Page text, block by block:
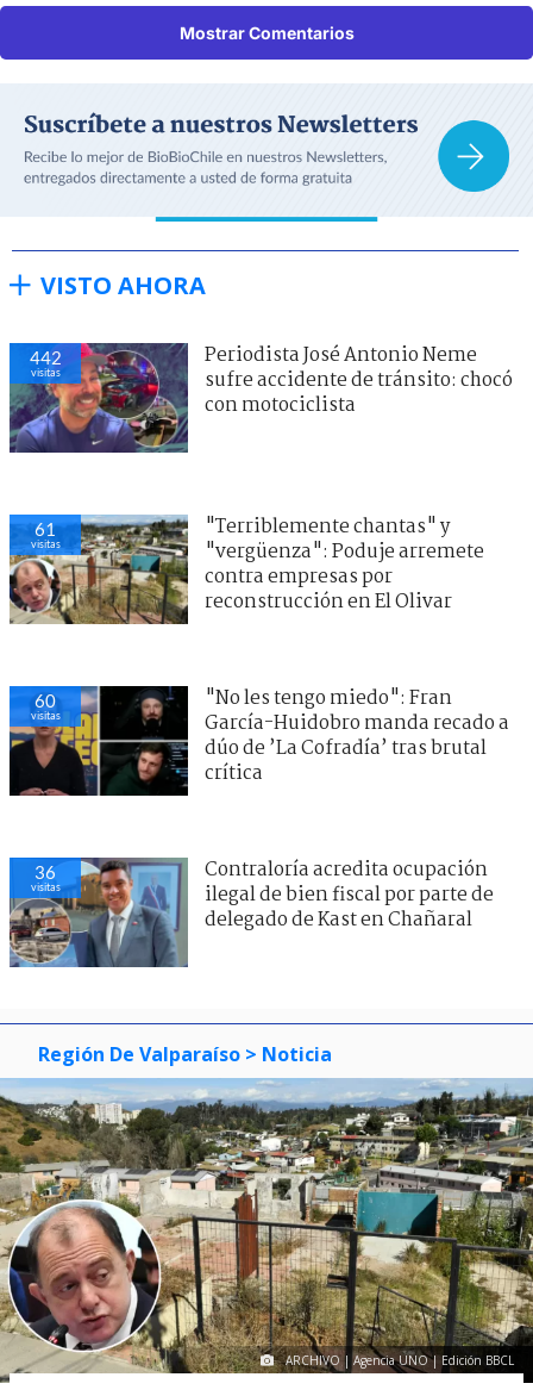
Mostrar Comentarios
VISTO AHORA
442
visitas
Periodista José Antonio Neme
sufre accidente de tránsito: chocó
con motociclista
61
visitas
"Terriblemente chantas" y
"vergüenza": Poduje arremete
contra empresas por
reconstrucción en El Olivar
60
visitas
"No les tengo miedo": Fran
García-Huidobro manda recado a
dúo de ’La Cofradía’ tras brutal
crítica
36
visitas
Contraloría acredita ocupación
ilegal de bien fiscal por parte de
delegado de Kast en Chañaral
Región De Valparaíso > Noticia
ARCHIVO | Agencia UNO | Edición BBCL